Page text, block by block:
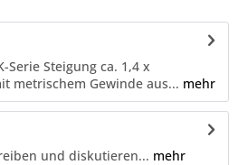
Serie Steigung ca. 1,4 x
metrischem Gewinde aus... mehr
und diskutieren... mehr